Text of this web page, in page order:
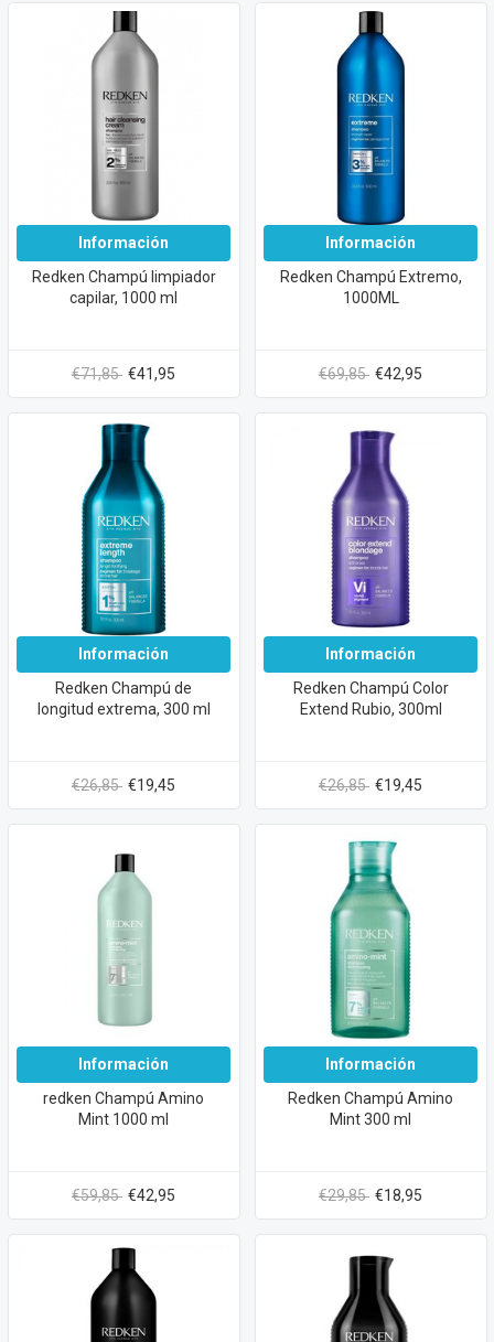
Información
Redken Champú limpiador
capilar, 1000 ml
€71,85 €41,95
Información
Redken Champú Extremo,
1000ML
€69,85 €42,95
Información
Redken Champú de
longitud extrema, 300 ml
€26,85 €19,45
Información
Redken Champú Color
Extend Rubio, 300ml
€26,85 €19,45
Información
redken Champú Amino
Mint 1000 ml
€59,85 €42,95
Información
Redken Champú Amino
Mint 300 ml
€29,85 €18,95